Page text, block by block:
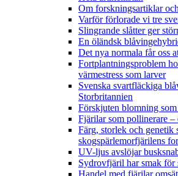
Om forskningsartiklar
Varför förlorade vi tre
Slingrande slåtter ger
En öländsk
Det nya normala får oss
Fortplantningsproblem
värmestress som larver
Svenska svartfläckiga
Storbritannien
Förskjuten blomning
Fjärilar som pollinerare –
Färg, storlek och genetik
skogspärlemorfjärilens
UV-ljus avslöjar
Sydrovfjäril har smak för
Handel med fjärilar